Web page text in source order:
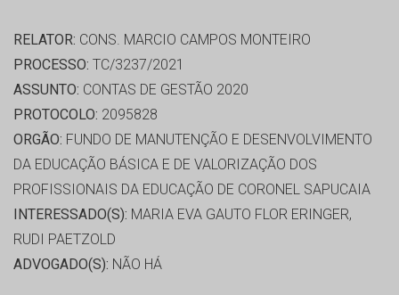
RELATOR: CONS. MARCIO CAMPOS MONTEIRO
PROCESSO: TC/3237/2021
ASSUNTO: CONTAS DE GESTÃO 2020
PROTOCOLO: 2095828
ORGÃO: FUNDO DE MANUTENÇÃO E DESENVOLVIMENTO
DA EDUCAÇÃO BÁSICA E DE VALORIZAÇÃO DOS
PROFISSIONAIS DA EDUCAÇÃO DE CORONEL SAPUCAIA
INTERESSADO(S): MARIA EVA GAUTO FLOR ERINGER,
RUDI PAETZOLD
ADVOGADO(S): NÃO HÁ